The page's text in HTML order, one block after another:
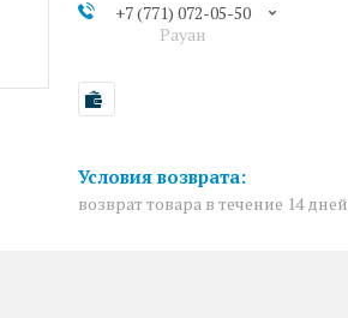
+7 (771) 072-05-50
Рауан
возврат товара в течение 14 дней